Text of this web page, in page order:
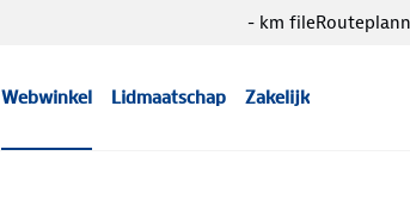
Webwinkel Lidmaatschap Zakelijk
- km file